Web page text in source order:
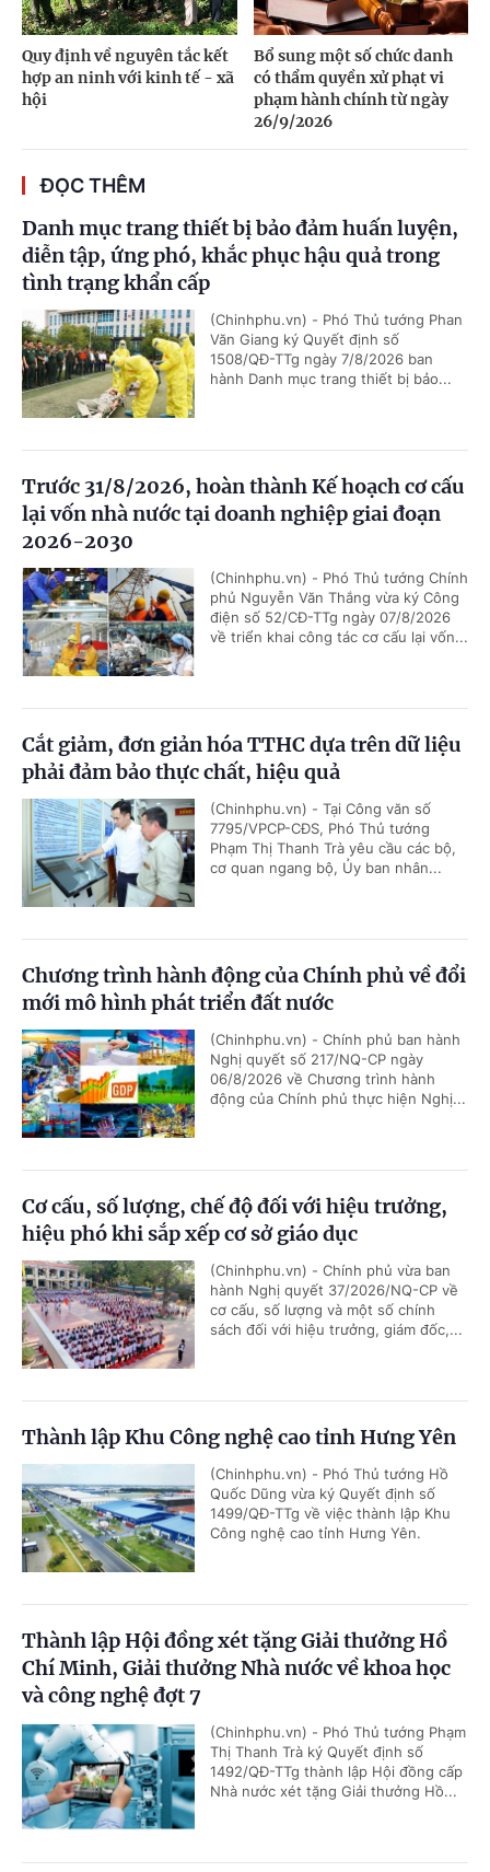
Quy định về nguyên tắc kết
hợp an ninh với kinh tế - xã
hội
Bổ sung một số chức danh
có thẩm quyền xử phạt vi
phạm hành chính từ ngày
26/9/2026
ĐỌC THÊM
Danh mục trang thiết bị bảo đảm huấn luyện,
diễn tập, ứng phó, khắc phục hậu quả trong
tình trạng khẩn cấp
(Chinhphu.vn) - Phó Thủ tướng Phan
Văn Giang ký Quyết định số
1508/QĐ-TTg ngày 7/8/2026 ban
hành Danh mục trang thiết bị bảo...
Trước 31/8/2026, hoàn thành Kế hoạch cơ cấu
lại vốn nhà nước tại doanh nghiệp giai đoạn
2026-2030
(Chinhphu.vn) - Phó Thủ tướng Chính
phủ Nguyễn Văn Thắng vừa ký Công
điện số 52/CĐ-TTg ngày 07/8/2026
về triển khai công tác cơ cấu lại vốn...
Cắt giảm, đơn giản hóa TTHC dựa trên dữ liệu
phải đảm bảo thực chất, hiệu quả
(Chinhphu.vn) - Tại Công văn số
7795/VPCP-CĐS, Phó Thủ tướng
Phạm Thị Thanh Trà yêu cầu các bộ,
cơ quan ngang bộ, Ủy ban nhân...
Chương trình hành động của Chính phủ về đổi
mới mô hình phát triển đất nước
(Chinhphu.vn) - Chính phủ ban hành
Nghị quyết số 217/NQ-CP ngày
06/8/2026 về Chương trình hành
động của Chính phủ thực hiện Nghị...
Cơ cấu, số lượng, chế độ đối với hiệu trưởng,
hiệu phó khi sắp xếp cơ sở giáo dục
(Chinhphu.vn) - Chính phủ vừa ban
hành Nghị quyết 37/2026/NQ-CP về
cơ cấu, số lượng và một số chính
sách đối với hiệu trưởng, giám đốc,...
Thành lập Khu Công nghệ cao tỉnh Hưng Yên
(Chinhphu.vn) - Phó Thủ tướng Hồ
Quốc Dũng vừa ký Quyết định số
1499/QĐ-TTg về việc thành lập Khu
Công nghệ cao tỉnh Hưng Yên.
Thành lập Hội đồng xét tặng Giải thưởng Hồ
Chí Minh, Giải thưởng Nhà nước về khoa học
và công nghệ đợt 7
(Chinhphu.vn) - Phó Thủ tướng Phạm
Thị Thanh Trà ký Quyết định số
1492/QĐ-TTg thành lập Hội đồng cấp
Nhà nước xét tặng Giải thưởng Hồ...